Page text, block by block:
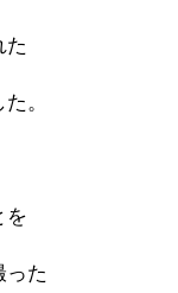
た
。
を
った